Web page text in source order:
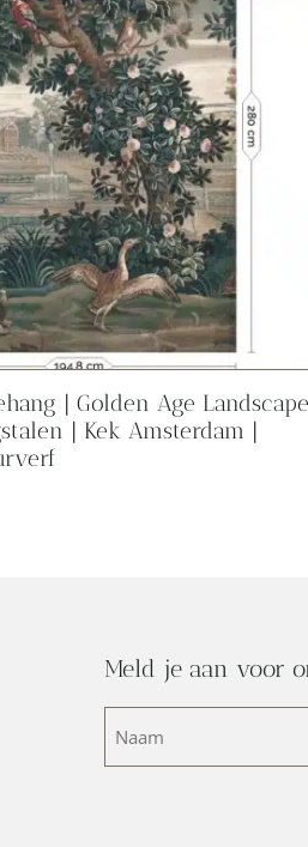
| Golden Age
| Kek Amsterdam |
Meld je aan voor
(Vereist)